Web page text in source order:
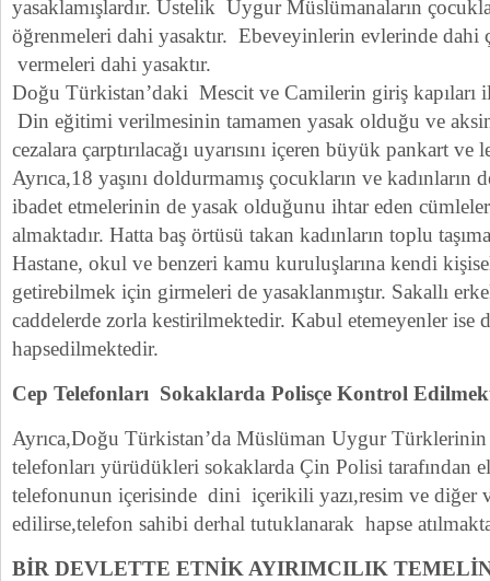
yasaklamışlardır. Üstelik Uygur Müslümanaların
öğrenmeleri dahi yasaktır. Ebeveyinlerin evlerinde dahi
vermeleri dahi yasaktır.
Doğu Türkistan’daki Mescit ve Camilerin giriş kapıları
Din eğitimi verilmesinin tamamen yasak olduğu ve
cezalara çarptırılacağı uyarısını içeren büyük pankart ve
Ayrıca,18 yaşını doldurmamış çocukların ve kadınların
ibadet etmelerinin de yasak olduğunu ihtar eden
almaktadır. Hatta baş örtüsü takan kadınların toplu
Hastane, okul ve benzeri kamu kuruluşlarına kendi
getirebilmek için girmeleri de yasaklanmıştır. Sakallı
caddelerde zorla kestirilmektedir. Kabul etemeyenler
hapsedilmektedir.
Cep Telefonları Sokaklarda Polisçe Kontrol
Ayrıca,Doğu Türkistan’da Müslüman Uygur Türklerinin
telefonları yürüdükleri sokaklarda Çin Polisi tarafından
telefonunun içerisinde dini içerikili yazı,resim ve diğer
edilirse,telefon sahibi derhal tutuklanarak hapse
BİR DEVLETTE ETNİK AYIRIMCILIK